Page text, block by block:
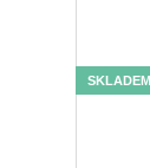
SKLADEM